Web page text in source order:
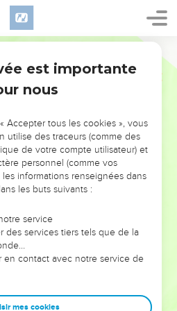
L’ÉVÉNEMENT
!
VOUS ÉVITER LES
VOTRES ?
voit moins les doutes, les erreurs
ont traversés, alors même que ce
les ont façonnés.
entrepreneurs, et responsables
de sagesse afin que leurs erreurs
est importante
nous
Accepter tous les cookies », vous
utilise des traceurs (comme des
de votre compte utilisateur) et
personnel (comme vos
informations renseignées dans
les buts suivants :
service
des services tiers tels que de la
en contact avec notre service de
mes cookies